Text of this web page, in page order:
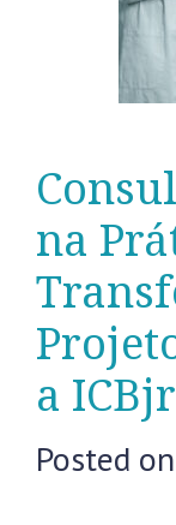
na
a ICBjr
Posted on